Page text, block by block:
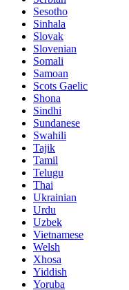
Sesotho
Sinhala
Slovak
Slovenian
Somali
Samoan
Scots Gaelic
Shona
Sindhi
Sundanese
Swahili
Tajik
Tamil
Telugu
Thai
Ukrainian
Urdu
Uzbek
Vietnamese
Welsh
Xhosa
Yiddish
Yoruba